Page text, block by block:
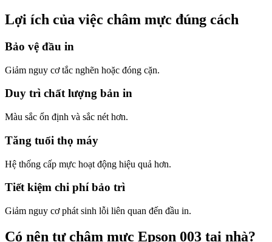
Lợi ích của việc châm mực đúng cách
Bảo vệ đầu in
Giảm nguy cơ tắc nghẽn hoặc đóng cặn.
Duy trì chất lượng bản in
Màu sắc ổn định và sắc nét hơn.
Tăng tuổi thọ máy
Hệ thống cấp mực hoạt động hiệu quả hơn.
Tiết kiệm chi phí bảo trì
Giảm nguy cơ phát sinh lỗi liên quan đến đầu in.
Có nên tự châm mực Epson 003 tại nhà?